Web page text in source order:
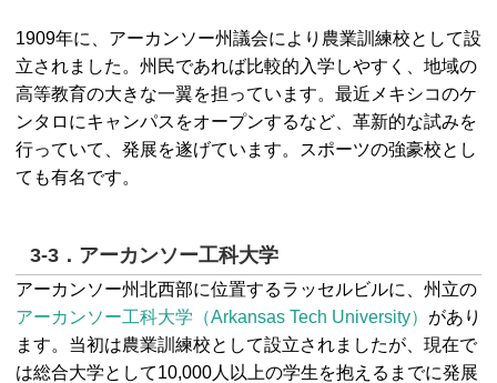
1909年に、アーカンソー州議会により農業訓練校として設
立されました。州民であれば比較的入学しやすく、地域の
高等教育の大きな一翼を担っています。最近メキシコのケ
ンタロにキャンパスをオープンするなど、革新的な試みを
行っていて、発展を遂げています。スポーツの強豪校とし
ても有名です。
3-3．アーカンソー工科大学
アーカンソー州北西部に位置するラッセルビルに、州立の
アーカンソー工科大学（Arkansas Tech University） があり
ます。当初は農業訓練校として設立されましたが、現在で
は総合大学として10,000人以上の学生を抱えるまでに発展